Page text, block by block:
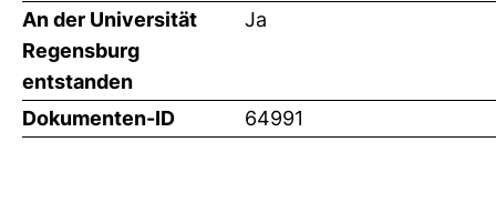
An der Universität
Regensburg
entstanden
Ja
Dokumenten-ID 64991